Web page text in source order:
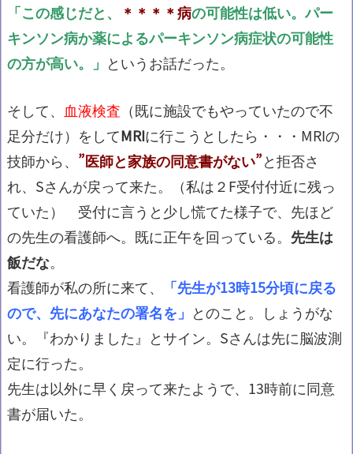
「この感じだと、
＊＊＊＊病の可能性は低い。パー
キンソン病か薬によるパーキンソン病症状の可能性
の方が高い。」 というお話だった。
そして、 血液検査 （既に施設でもやっていたので不
足分だけ）をしてMRIに行こうとしたら・・・MRIの
技師から、 ”医師と家族の同意書がない”と拒否さ
れ、Sさんが戻って来た。（私は２F受付付近に残っ
ていた） 受付に言うと少し慌てた様子で、先ほど
の先生の看護師へ。既に正午を回っている。 先生は
飯だな。
看護師が私の所に来て、
「先生が13時15分頃に戻る
ので、先にあなたの署名を」 とのこと。しょうがな
い。『わかりました』とサイン。Sさんは先に脳波測
定に行った。
先生は以外に早く戻って来たようで、13時前に同意
書が届いた。